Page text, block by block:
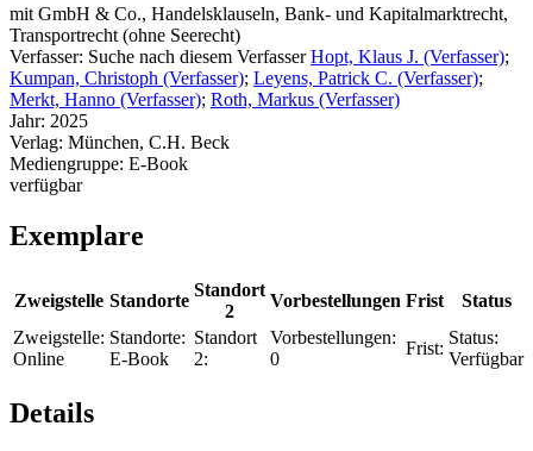
mit GmbH & Co., Handelsklauseln, Bank- und Kapitalmarktrecht,
Transportrecht (ohne Seerecht)
Verfasser: Suche nach diesem Verfasser Hopt, Klaus J. (Verfasser);
Kumpan, Christoph (Verfasser); Leyens, Patrick C. (Verfasser);
Merkt, Hanno (Verfasser); Roth, Markus (Verfasser)
Jahr: 2025
Verlag: München, C.H. Beck
Mediengruppe: E-Book
verfügbar
Exemplare
Zweigstelle Standorte
Standort
2
Vorbestellungen Frist
Status
Zweigstelle:
Online
Standorte:
E-Book
Standort
2:
Vorbestellungen:
0
Frist:
Status:
Verfügbar
Details